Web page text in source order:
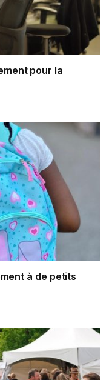
pour la
à de petits